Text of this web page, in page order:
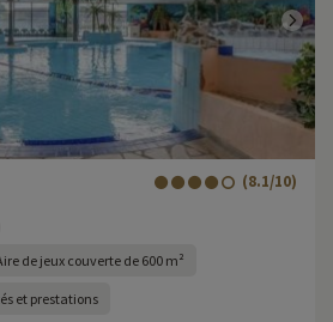
(8.1/10)
de jeux couverte de 600 m²
et prestations